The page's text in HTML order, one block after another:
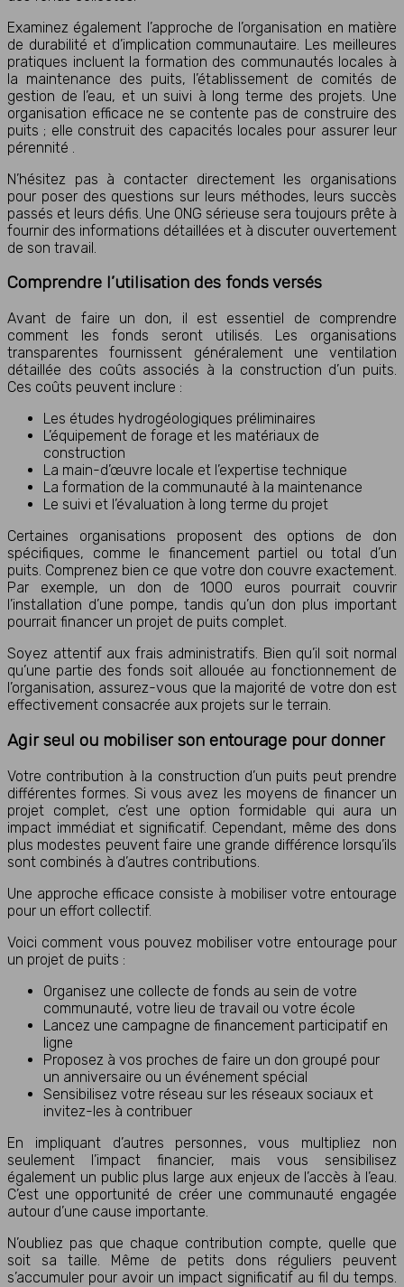
Examinez également l’approche de l’organisation en matière
de durabilité et d’implication communautaire. Les meilleures
pratiques incluent la formation des communautés locales à
la maintenance des puits, l’établissement de comités de
gestion de l’eau, et un suivi à long terme des projets. Une
organisation efficace ne se contente pas de construire des
puits ; elle construit des capacités locales pour assurer leur
pérennité .
N’hésitez pas à contacter directement les organisations
pour poser des questions sur leurs méthodes, leurs succès
passés et leurs défis. Une ONG sérieuse sera toujours prête à
fournir des informations détaillées et à discuter ouvertement
de son travail.
Comprendre l’utilisation des fonds versés
Avant de faire un don, il est essentiel de comprendre
comment les fonds seront utilisés. Les organisations
transparentes fournissent généralement une ventilation
détaillée des coûts associés à la construction d’un puits.
Ces coûts peuvent inclure :
Les études hydrogéologiques préliminaires
L’équipement de forage et les matériaux de
construction
La main-d’œuvre locale et l’expertise technique
La formation de la communauté à la maintenance
Le suivi et l’évaluation à long terme du projet
Certaines organisations proposent des options de don
spécifiques, comme le financement partiel ou total d’un
puits. Comprenez bien ce que votre don couvre exactement.
Par exemple, un don de 1000 euros pourrait couvrir
l’installation d’une pompe, tandis qu’un don plus important
pourrait financer un projet de puits complet.
Soyez attentif aux frais administratifs. Bien qu’il soit normal
qu’une partie des fonds soit allouée au fonctionnement de
l’organisation, assurez-vous que la majorité de votre don est
effectivement consacrée aux projets sur le terrain.
Agir seul ou mobiliser son entourage pour donner
Votre contribution à la construction d’un puits peut prendre
différentes formes. Si vous avez les moyens de financer un
projet complet, c’est une option formidable qui aura un
impact immédiat et significatif. Cependant, même des dons
plus modestes peuvent faire une grande différence lorsqu’ils
sont combinés à d’autres contributions.
Une approche efficace consiste à mobiliser votre entourage
pour un effort collectif.
Voici comment vous pouvez mobiliser votre entourage pour
un projet de puits :
Organisez une collecte de fonds au sein de votre
communauté, votre lieu de travail ou votre école
Lancez une campagne de financement participatif en
ligne
Proposez à vos proches de faire un don groupé pour
un anniversaire ou un événement spécial
Sensibilisez votre réseau sur les réseaux sociaux et
invitez-les à contribuer
En impliquant d’autres personnes, vous multipliez non
seulement l’impact financier, mais vous sensibilisez
également un public plus large aux enjeux de l’accès à l’eau.
C’est une opportunité de créer une communauté engagée
autour d’une cause importante.
N’oubliez pas que chaque contribution compte, quelle que
soit sa taille. Même de petits dons réguliers peuvent
s’accumuler pour avoir un impact significatif au fil du temps.